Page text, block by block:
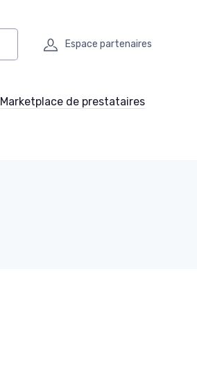
Espace partenaires
Marketplace de prestataires